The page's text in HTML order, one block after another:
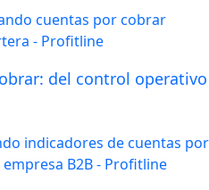
del control operativo